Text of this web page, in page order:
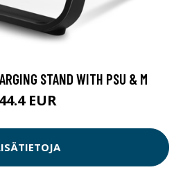
STAND WITH PSU & M
44.4 EUR